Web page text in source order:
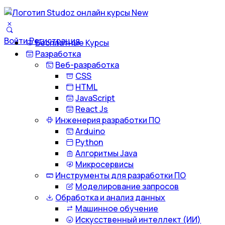
ВойтиРегистрация
Бесплатные Курсы
Разработка
Веб-разработка
CSS
HTML
JavaScript
React Js
Инженерия разработки ПО
Arduino
Python
Алгоритмы Java
Микросервисы
Инструменты для разработки ПО
Моделирование запросов
Обработка и анализ данных
Машинное обучение
Искусственный интеллект (ИИ)